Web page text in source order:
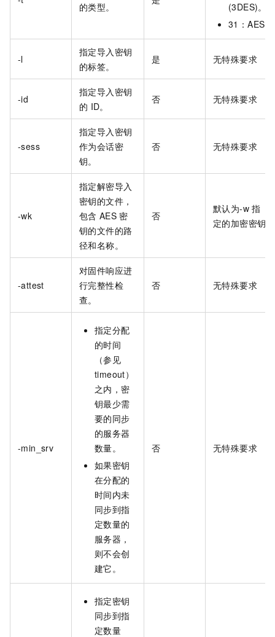
的类型。
(3DES)。
31：AES
-l
指定导入密钥
的标签。
是 无特殊要求
-id
指定导入密钥
的 ID。
否 无特殊要求
-sess
指定导入密钥
作为会话密
钥。
否 无特殊要求
-wk
指定解密导入
密钥的文件，
包含 AES 密
钥的文件的路
径和名称。
否
默认为-w 指
定的加密密钥
-attest
对固件响应进
行完整性检
查。
否 无特殊要求
-min_srv
指定分配
的时间
（参见
timeout）
之内，密
钥最少需
要的同步
的服务器
数量。
如果密钥
在分配的
时间内未
同步到指
定数量的
服务器，
则不会创
建它。
否 无特殊要求
指定密钥
同步到指
定数量